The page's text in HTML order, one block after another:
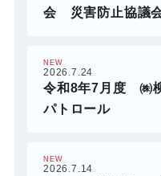
会 災害防止協議
NEW
2026.7.24
令和8年7月度 ㈱
パトロール
NEW
2026.7.14